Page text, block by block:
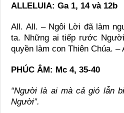
ALLELUIA: Ga 1, 14 và 12b
All. All. – Ngôi Lời đã làm
ta. Những ai tiếp rước
quyền làm con Thiên Chúa. –
PHÚC ÂM: Mc 4, 35-40
“Người là ai mà cả gió lẫn
Người”.